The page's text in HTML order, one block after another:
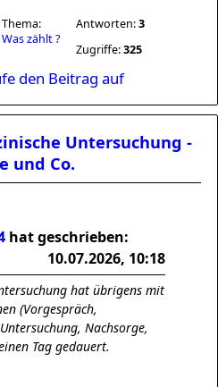
Thema:
Was zählt ?
Antworten:3
Zugriffe:325
den Beitrag auf
Untersuchung -
und Co.
hat geschrieben:
10.07.2026, 10:18
hat übrigens mit
(Vorgespräch,
Nachsorge,
Tag gedauert.